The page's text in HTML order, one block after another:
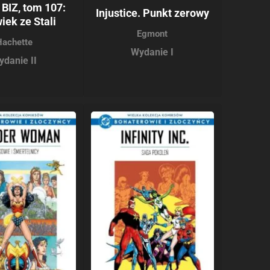
BIZ, tom 107:
ze Stali
II
Injustice. Punkt zerowy
Egmont
Wydanie I